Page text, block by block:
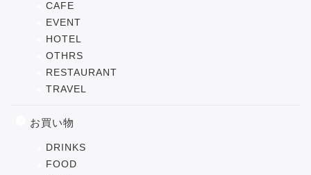
CAFE
EVENT
HOTEL
OTHRS
RESTAURANT
TRAVEL
お買い物
DRINKS
FOOD